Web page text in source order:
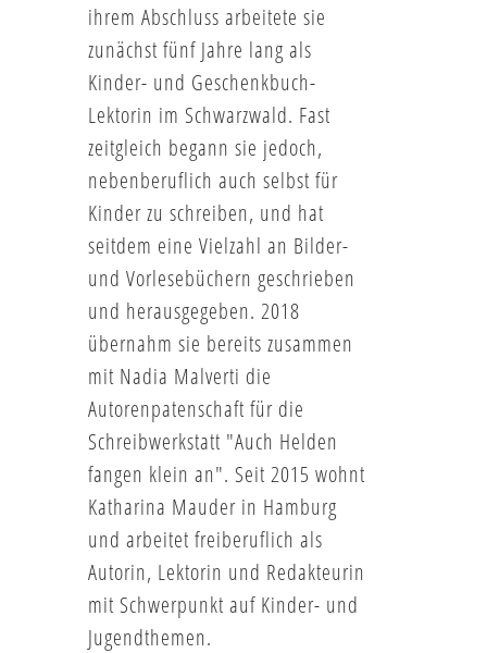
ihrem Abschluss arbeitete sie
zunächst fünf Jahre lang als
Kinder- und Geschenkbuch-
Lektorin im Schwarzwald. Fast
zeitgleich begann sie jedoch,
nebenberuflich auch selbst für
Kinder zu schreiben, und hat
seitdem eine Vielzahl an Bilder-
und Vorlesebüchern geschrieben
und herausgegeben. 2018
übernahm sie bereits zusammen
mit Nadia Malverti die
Autorenpatenschaft für die
Schreibwerkstatt "Auch Helden
fangen klein an". Seit 2015 wohnt
Katharina Mauder in Hamburg
und arbeitet freiberuflich als
Autorin, Lektorin und Redakteurin
mit Schwerpunkt auf Kinder- und
Jugendthemen.